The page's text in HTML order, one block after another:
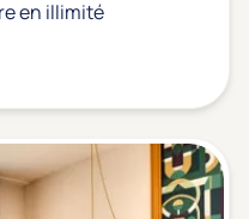
en illimité